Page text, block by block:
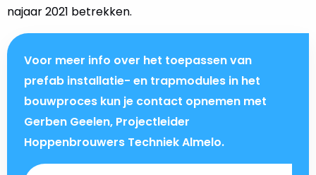
najaar 2021 betrekken.
Voor meer info over het toepassen van
prefab installatie- en trapmodules in het
bouwproces kun je contact opnemen met
Gerben Geelen, Projectleider
Hoppenbrouwers Techniek Almelo.